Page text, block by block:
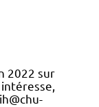
2022 sur